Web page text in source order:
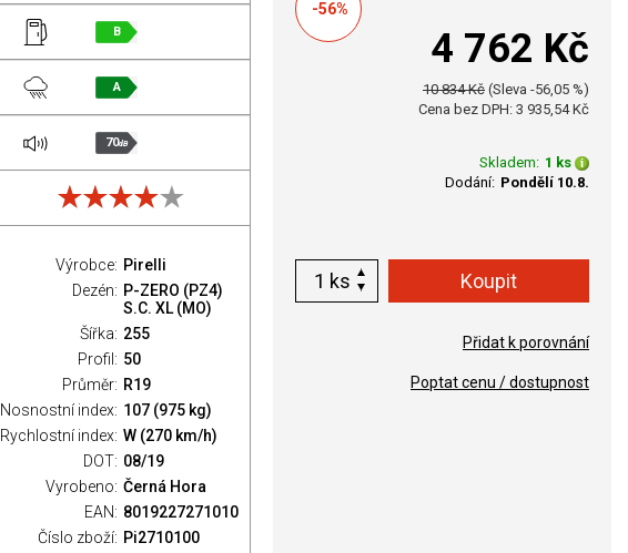
B
A
70dB
Výrobce: Pirelli
Dezén: P-ZERO (PZ4)
S.C. XL (MO)
Šířka: 255
Profil: 50
Průměr: R19
Nosnostní index: 107 (975 kg)
Rychlostní index: W (270 km/h)
DOT: 08/19
Vyrobeno: Černá Hora
EAN: 8019227271010
Číslo zboží: Pi2710100
-56%
4 762 Kč
10 834 Kč (Sleva -56,05 %)
Cena bez DPH: 3 935,54 Kč
Skladem: 1 ks
Dodání: Pondělí 10.8.
ks
Přidat k porovnání
Poptat cenu / dostupnost